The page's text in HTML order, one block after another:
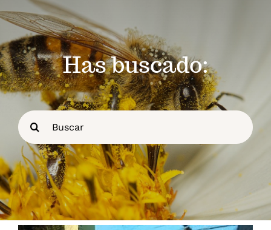
Calendario
Blog
Contacto
Stop Velutina
Has buscado:
Buscar: